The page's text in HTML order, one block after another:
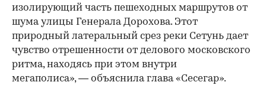
изолирующий часть пешеходных маршрутов от
шума улицы Генерала Дорохова. Этот
природный латеральный срез реки Сетунь дает
чувство отрешенности от делового московского
ритма, находясь при этом внутри
мегаполиса», — объяснила глава «Сесегар».